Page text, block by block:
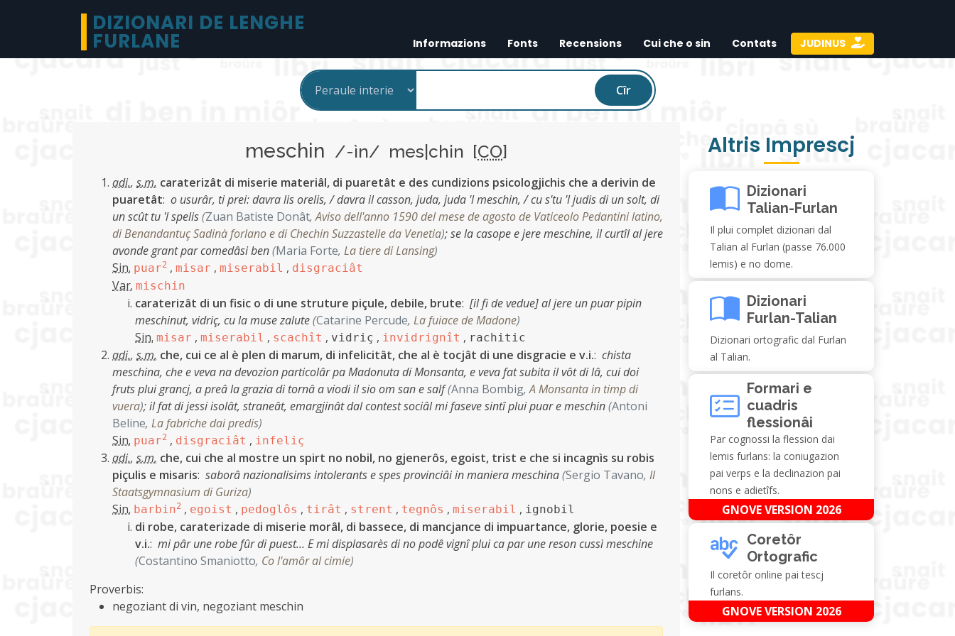
DIZIONARI DE LENGHE
FURLANE Informazions Fonts Recensions Cui che o sin Contats JUDINUS
Cîr
meschin /-ìn/ mes|chin [CO]
adi., s.m. caraterizât di miserie materiâl, di puaretât e des cundizions psicologjichis che a derivin de
puaretât: o usurâr, ti prei: davra lis orelis, / davra il casson, juda, juda 'l meschin, / cu s'tu 'l judis di un solt, di
un scût tu 'l spelis(Zuan Batiste Donât,Aviso dell'anno 1590 del mese de agosto de Vaticeolo Pedantini latino,
di Benandantuç Sadinà forlano e di Chechin Suzzastelle da Venetia);se la casope e jere meschine, il curtîl al jere
avonde grant par comedâsi ben(Maria Forte, La tiere di Lansing)
Sin. puar2 , misar , miserabil , disgraciât
Var. mischin
caraterizât di un fisic o di une struture piçule, debile, brute: [il fi de vedue] al jere un puar pipin
meschinut, vidriç, cu la muse zalute(Catarine Percude, La fuiace de Madone)
Sin. misar , miserabil , scachît , vidriç , invidrignît , rachitic
adi., s.m. che, cui ce al è plen di marum, di infelicitât, che al è tocjât di une disgracie e v.i.: chista
meschina, che e veva na devozion particolâr pa Madonuta di Monsanta, e veva fat subita il vôt di lâ, cui doi
fruts plui grancj, a preâ la grazia di tornâ a viodi il sio om san e salf(Anna Bombig,A Monsanta in timp di
vuera);il fat di jessi isolât, straneât, emargjinât dal contest sociâl mi faseve sintî plui puar e meschin(Antoni
Beline, La fabriche dai predis)
Sin. puar2 , disgraciât , infeliç
adi., s.m. che, cui che al mostre un spirt no nobil, no gjenerôs, egoist, trist e che si incagnìs su robis
piçulis e misaris: saborâ nazionalisims intolerants e spes provinciâi in maniera meschina(Sergio Tavano, Il
Staatsgymnasium di Guriza)
Sin. barbin2 , egoist , pedoglôs , tirât , strent , tegnôs , miserabil , ignobil
di robe, caraterizade di miserie morâl, di bassece, di mancjance di impuartance, glorie, poesie e
v.i.: mi pâr une robe fûr di puest… E mi displasarès di no podê vignî plui ca par une reson cussì meschine
(Costantino Smaniotto, Co l'amôr al cimie)
Proverbis:
negoziant di vin, negoziant meschin
Altris Imprescj
Dizionari
Talian-Furlan
Il plui complet dizionari dal
Talian al Furlan (passe 76.000
lemis) e no dome.
Dizionari
Furlan-Talian
Dizionari ortografic dal Furlan
al Talian.
Formari e
cuadris
flessionâi
Par cognossi la flession dai
lemis furlans: la coniugazion
pai verps e la declinazion pai
nons e adietîfs.
GNOVE VERSION 2026
Coretôr
Ortografic
Il coretôr online pai tescj
furlans.
GNOVE VERSION 2026